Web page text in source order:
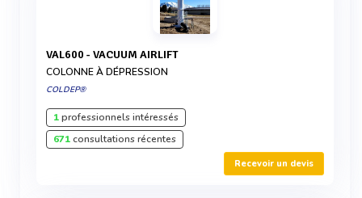
VAL600 - VACUUM AIRLIFT
COLONNE À DÉPRESSION
COLDEP®
1professionnels intéressés
671consultations récentes
Recevoir un devis